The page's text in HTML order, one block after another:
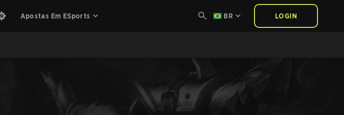
Apostas Em ESports BR LOGIN